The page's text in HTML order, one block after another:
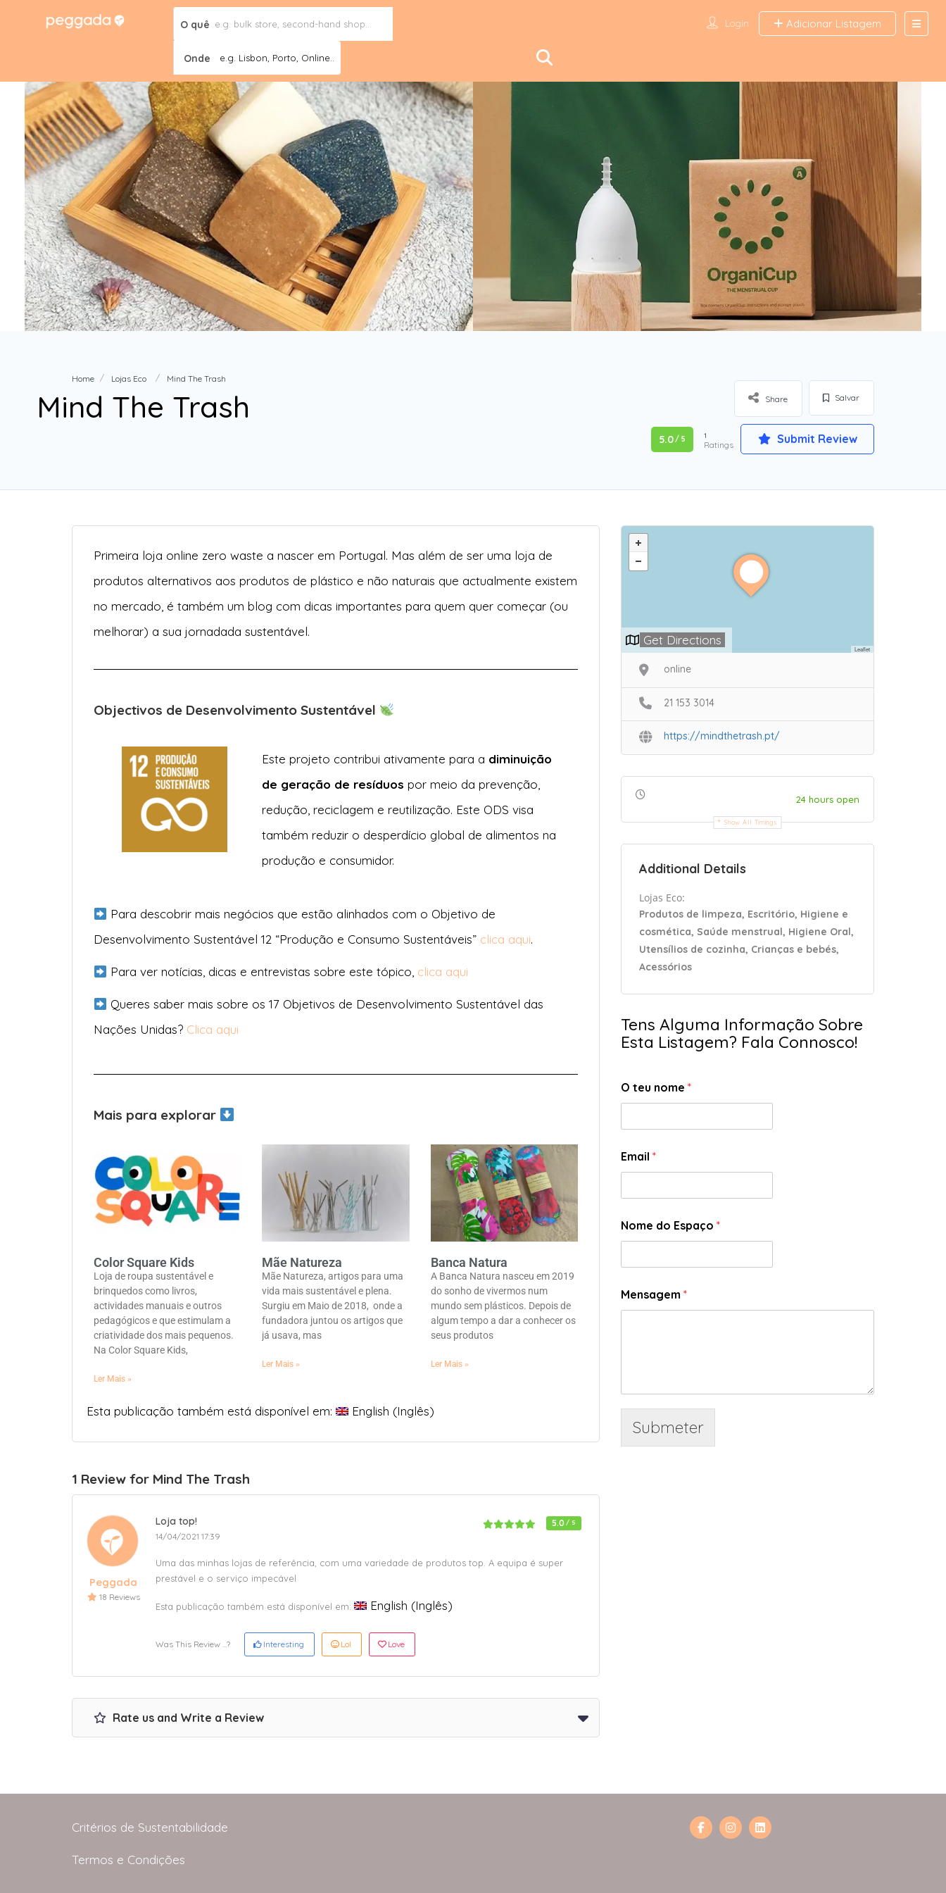
O quê
Onde e.g. Lisbon, Porto, Online..
Login Adicionar Listagem
Home Lojas Eco Mind The Trash
Mind The Trash Salvar
Share
5.0/ 5 1
Ratings Submit Review
Primeira loja online zero waste a nascer em Portugal. Mas além de ser uma loja de
produtos alternativos aos produtos de plástico e não naturais que actualmente existem
no mercado, é também um blog com dicas importantes para quem quer começar (ou
melhorar) a sua jornadada sustentável.
Objectivos de Desenvolvimento Sustentável
Este projeto contribui ativamente para a diminuição
de geração de resíduos por meio da prevenção,
redução, reciclagem e reutilização. Este ODS visa
também reduzir o desperdício global de alimentos na
produção e consumidor.
Para descobrir mais negócios que estão alinhados com o Objetivo de
Desenvolvimento Sustentável 12 “Produção e Consumo Sustentáveis” clica aqui.
Para ver notícias, dicas e entrevistas sobre este tópico, clica aqui
Queres saber mais sobre os 17 Objetivos de Desenvolvimento Sustentável das
Nações Unidas? Clica aqui
Mais para explorar
Color Square Kids
Loja de roupa sustentável e
brinquedos como livros,
actividades manuais e outros
pedagógicos e que estimulam a
criatividade dos mais pequenos.
Na Color Square Kids,
Ler Mais »
Mãe Natureza
Mãe Natureza, artigos para uma
vida mais sustentável e plena.
Surgiu em Maio de 2018, onde a
fundadora juntou os artigos que
já usava, mas
Ler Mais »
Banca Natura
A Banca Natura nasceu em 2019
do sonho de vivermos num
mundo sem plásticos. Depois de
algum tempo a dar a conhecer os
seus produtos
Ler Mais »
Esta publicação também está disponível em: English (Inglês)
1 Review for Mind The Trash
Peggada
18 Reviews
Loja top!
14/04/2021 17:39
5.0 / 5
Uma das minhas lojas de referência, com uma variedade de produtos top. A equipa é super
prestável e o serviço impecável
Esta publicação também está disponível em: English (Inglês)
Was This Review ...? Interesting Lol Love
Rate us and Write a Review
Leaflet
Get Directions
online
21 153 3014
https://mindthetrash.pt/
24 hours open
Show All Timings
Additional Details
Lojas Eco:
Produtos de limpeza, Escritório, Higiene e
cosmética, Saúde menstrual, Higiene Oral,
Utensílios de cozinha, Crianças e bebés,
Acessórios
Tens Alguma Informação Sobre
Esta Listagem? Fala Connosco!
O teu nome *
Email *
Nome do Espaço *
Mensagem *
Submeter
Critérios de Sustentabilidade
Termos e Condições